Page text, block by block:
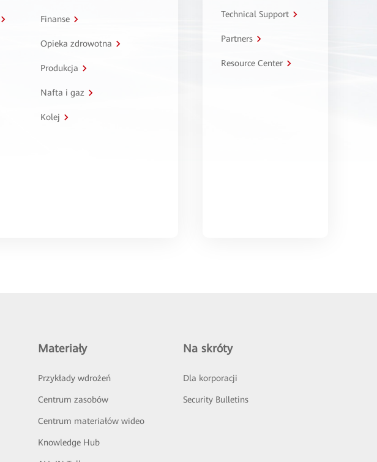
Finanse
Opieka zdrowotna
Produkcja
Nafta i gaz
Kolej
Technical Support
Partners
Resource Center
Materiały
Przykłady wdrożeń
Centrum zasobów
Centrum materiałów wideo
Knowledge Hub
Na skróty
Dla korporacji
Security Bulletins